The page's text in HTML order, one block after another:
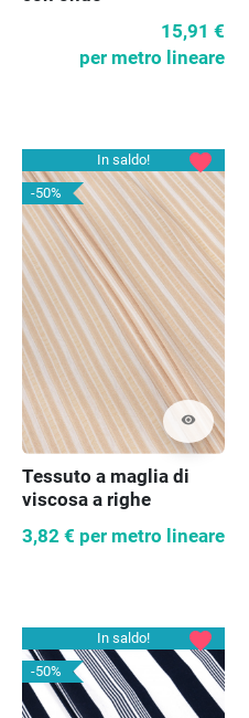
15,91 €
per metro lineare
In saldo!
-50%
visibility
favorite
Tessuto a maglia di
viscosa a righe
3,82 € per metro lineare
In saldo!
-50%
favorite